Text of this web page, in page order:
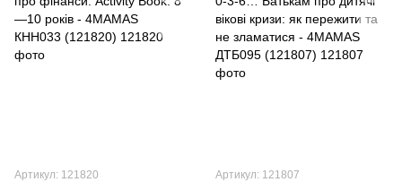
Артикул: 121820 Артикул: 121807